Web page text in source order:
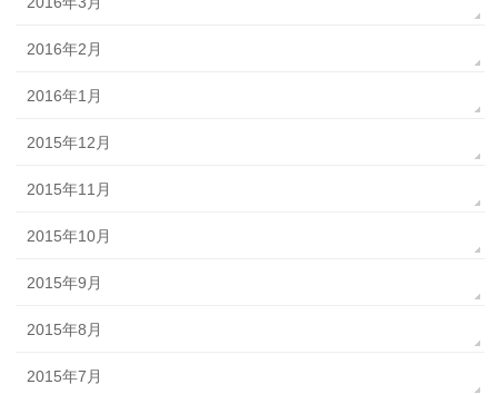
2016年2月
2016年1月
2015年12月
2015年11月
2015年10月
2015年9月
2015年8月
2015年7月